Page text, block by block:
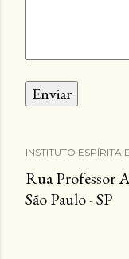
INSTITUTO ESPÍRITA
Rua Professor
São Paulo - SP